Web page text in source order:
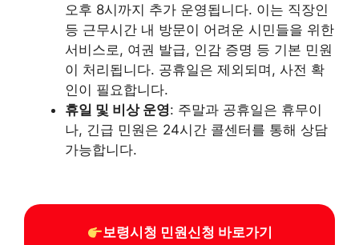
오후 8시까지 추가 운영됩니다. 이는 직장인
등 근무시간 내 방문이 어려운 시민들을 위한
서비스로, 여권 발급, 인감 증명 등 기본 민원
이 처리됩니다. 공휴일은 제외되며, 사전 확
인이 필요합니다.
휴일 및 비상 운영: 주말과 공휴일은 휴무이
나, 긴급 민원은 24시간 콜센터를 통해 상담
가능합니다.
보령시청 민원신청 바로가기